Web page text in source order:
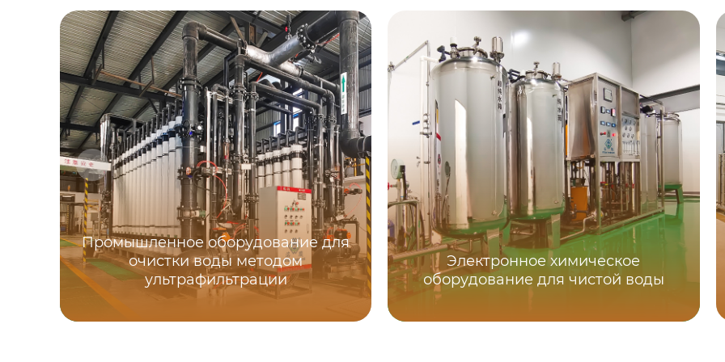
Промышленное оборудование для
очистки воды методом
ультрафильтрации
Электронное химическое
оборудование для чистой воды